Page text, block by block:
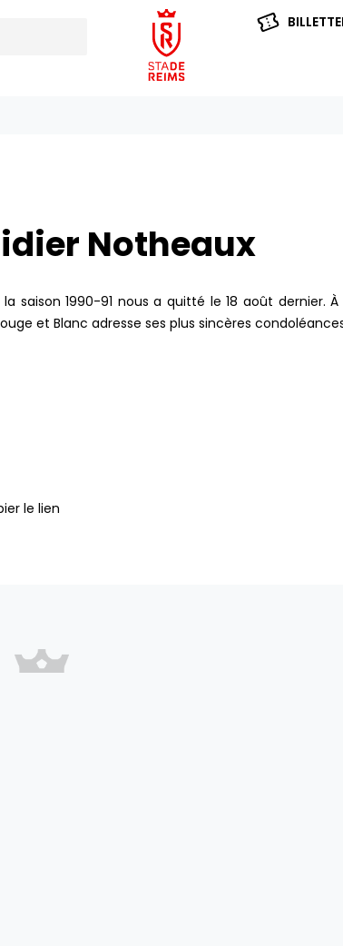
Notheaux
saison 1990-91 nous a quitté le 18 août dernier. À
et Blanc adresse ses plus sincères
le lien